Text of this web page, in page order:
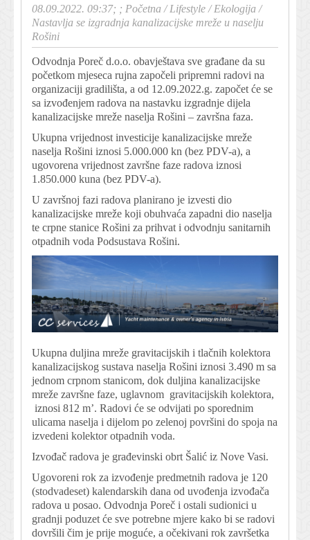
08.09.2022. 09:37; ; Početna /Lifestyle /Ekologija /
Nastavlja se izgradnja kanalizacijske mreže u naselju
Rošini
Odvodnja Poreč d.o.o. obavještava sve građane da su
početkom mjeseca rujna započeli pripremni radovi na
organizaciji gradilišta, a od 12.09.2022.g. započet će se
sa izvođenjem radova na nastavku izgradnje dijela
kanalizacijske mreže naselja Rošini – završna faza.
Ukupna vrijednost investicije kanalizacijske mreže
naselja Rošini iznosi 5.000.000 kn (bez PDV-a), a
ugovorena vrijednost završne faze radova iznosi
1.850.000 kuna (bez PDV-a).
U završnoj fazi radova planirano je izvesti dio
kanalizacijske mreže koji obuhvaća zapadni dio naselja
te crpne stanice Rošini za prihvat i odvodnju sanitarnih
otpadnih voda Podsustava Rošini.
Ukupna duljina mreže gravitacijskih i tlačnih kolektora
kanalizacijskog sustava naselja Rošini iznosi 3.490 m sa
jednom crpnom stanicom, dok duljina kanalizacijske
mreže završne faze, uglavnom gravitacijskih kolektora,
iznosi 812 m’. Radovi će se odvijati po sporednim
ulicama naselja i dijelom po zelenoj površini do spoja na
izvedeni kolektor otpadnih voda.
Izvođač radova je građevinski obrt Šalić iz Nove Vasi.
Ugovoreni rok za izvođenje predmetnih radova je 120
(stodvadeset) kalendarskih dana od uvođenja izvođača
radova u posao. Odvodnja Poreč i ostali sudionici u
gradnji poduzet će sve potrebne mjere kako bi se radovi
dovršili čim je prije moguće, a očekivani rok završetka